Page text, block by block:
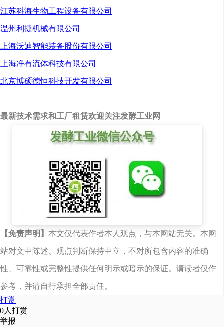
（三）根据《公司章
程》和《上海证券交易所
股票上市规则》的相关规
公司董事会审议批准后尚
需提交公司股东大会审议
批准后实施。
江苏科海生物工程设备有限公司
温州利捷机械有限公司
上海沃迪智能装备股份有限公司
上海净有流体科技有限公司
北京博硕德恒科技开发有限公司
最新技术需求和工厂租赁欢迎关注发酵工业网
【免责声明】 本文仅代表作者本人观点，与本网站无关。本网
站对文中陈述、观点判断保持中立，不对所包含内容的准确
性、可靠性或完整性提供任何明示或暗示的保证。请读者仅作
参考，并请自行承担全部责任。
打赏
0人打赏
举报